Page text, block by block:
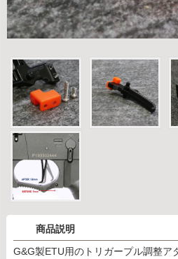
商品説明
G&G製ETU用のトリガープル調整ア